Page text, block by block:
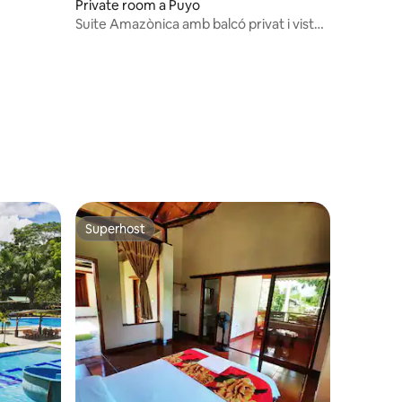
Private room a Puyo
Suite Amazònica amb balcó privat i vista
Superhost
Superhost